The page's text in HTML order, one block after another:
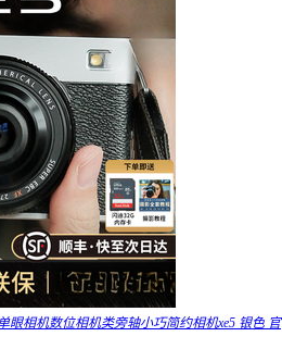
眼相机数位相机类旁轴小巧简约相机xe5 银色 官